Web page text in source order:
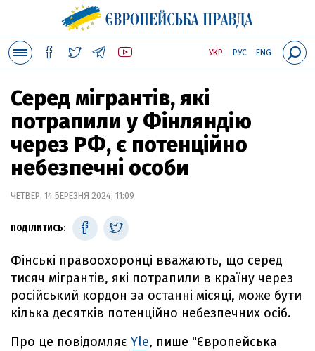
УКР РУС ENG
Серед мігрантів, які
потрапили у Фінляндію
через РФ, є потенційно
небезпечні особи
ЧЕТВЕР, 14 БЕРЕЗНЯ 2024, 11:09
ПОДІЛИТИСЬ:
Фінські правоохоронці вважають, що cеред
тисяч мігрантів, які потрапили в країну через
російський кордон за останні місяці, може бути
кілька десятків потенційно небезпечних осіб.
Про це повідомляє Yle, пише "Європейська